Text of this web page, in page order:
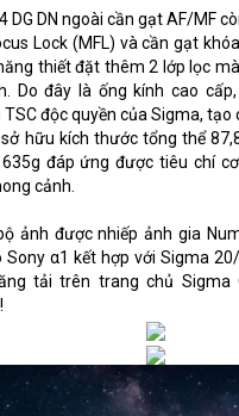
DG DN ngoài cần gạt AF/MF
Lock (MFL) và cần gạt
thiết đặt thêm 2 lớp lọc
Do đây là ống kính cao
TSC độc quyền của Sigma,
sở hữu kích thước tổng thể
đáp ứng được tiêu chí
cảnh.
ảnh được nhiếp ảnh gia
Sony α1 kết hợp với Sigma
tải trên trang chủ Sigma